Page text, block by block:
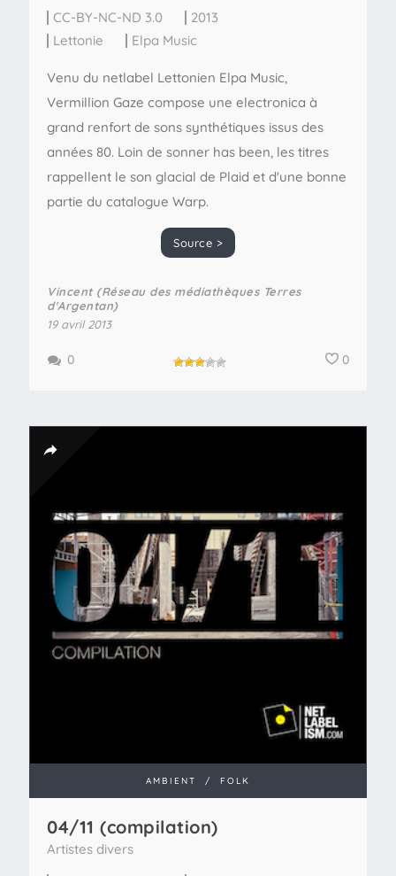
CC-BY-NC-ND 3.0
2013
Lettonie
Elpa Music
Venu du netlabel Lettonien Elpa Music,
Vermillion Gaze compose une electronica à
grand renfort de sons synthétiques issus des
années 80. Loin de sonner has been, les titres
rappellent le son glacial de Plaid et d'une bonne
partie du catalogue Warp.
Source >
Vincent (Réseau des médiathèques Terres
d'Argentan)
19 avril 2013
0
0
AMBIENT / FOLK
04/11 (compilation)
Artistes divers